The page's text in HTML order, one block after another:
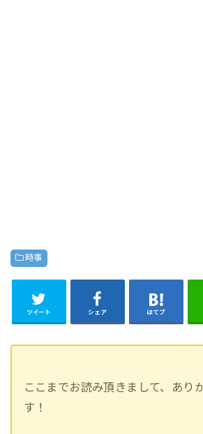
時事
ツイート シェア はてブ
ここまでお読み頂きまして、あり
す！